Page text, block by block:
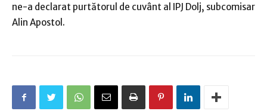
ne-a declarat purtătorul de cuvânt al IPJ Dolj, subcomisar
Alin Apostol.